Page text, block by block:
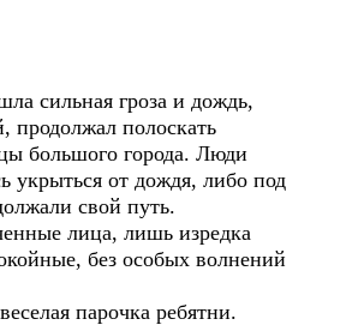
сильная гроза и дождь,
продолжал полоскать
большого города. Люди
укрыться от дождя, либо под
свой путь.
лица, лишь изредка
без особых волнений
парочка ребятни.